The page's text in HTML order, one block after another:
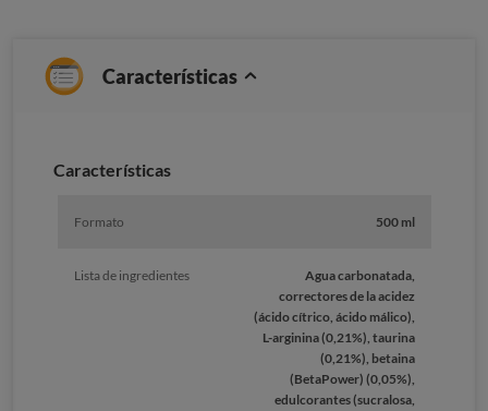
Características
Caracterí­sticas
Formato 500 ml
Lista de ingredientes
Agua carbonatada,
correctores de la acidez
(ácido cítrico, ácido málico),
L-arginina (0,21%), taurina
(0,21%), betaina
(BetaPower) (0,05%),
edulcorantes (sucralosa,